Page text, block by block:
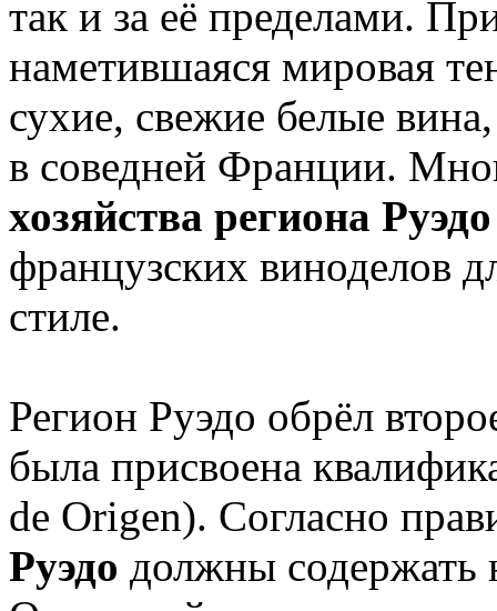
так и за её пределами.
наметившаяся мировая
сухие, свежие белые
в соведней Франции.
хозяйства региона Руэдо
французских виноделов
стиле.
Регион Руэдо обрёл
была присвоена
de Origen). Согласно
Руэдо должны содержать